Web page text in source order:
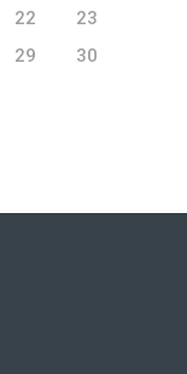
22
23
29
30